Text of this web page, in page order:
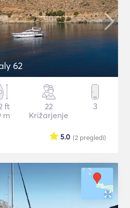
62
ft
m
22
Križarjenje
3
(2 pregledi)
5.0